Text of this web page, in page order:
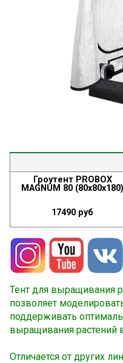
Гроутент PROBOX
MAGNUM 80 (80x80x180)
17490 руб
Тент для выращивания
позволяет
поддерживать
выращивания растений
Отличается от других